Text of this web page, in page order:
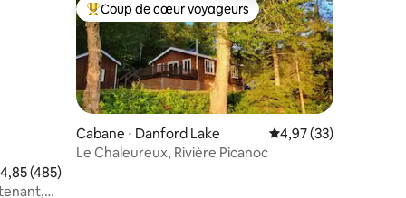
moyenne sur la base de 485 commentaires : 4,85 sur 5
4,85 (485)
Coups de cœur voyageurs les plus appréciés
Coup de cœur voyageurs
Cabane ⋅ Danford Lake Évaluation moyenne
4,97 (33)
Le Chaleureux, Rivière Picanoc